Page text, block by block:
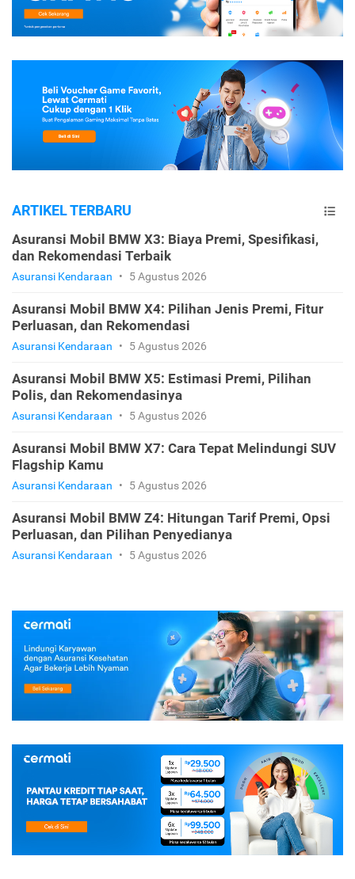
ARTIKEL TERBARU
Asuransi Mobil BMW X3: Biaya Premi, Spesifikasi,
dan Rekomendasi Terbaik
Asuransi Kendaraan • 5 Agustus 2026
Asuransi Mobil BMW X4: Pilihan Jenis Premi, Fitur
Perluasan, dan Rekomendasi
Asuransi Kendaraan • 5 Agustus 2026
Asuransi Mobil BMW X5: Estimasi Premi, Pilihan
Polis, dan Rekomendasinya
Asuransi Kendaraan • 5 Agustus 2026
Asuransi Mobil BMW X7: Cara Tepat Melindungi SUV
Flagship Kamu
Asuransi Kendaraan • 5 Agustus 2026
Asuransi Mobil BMW Z4: Hitungan Tarif Premi, Opsi
Perluasan, dan Pilihan Penyedianya
Asuransi Kendaraan • 5 Agustus 2026